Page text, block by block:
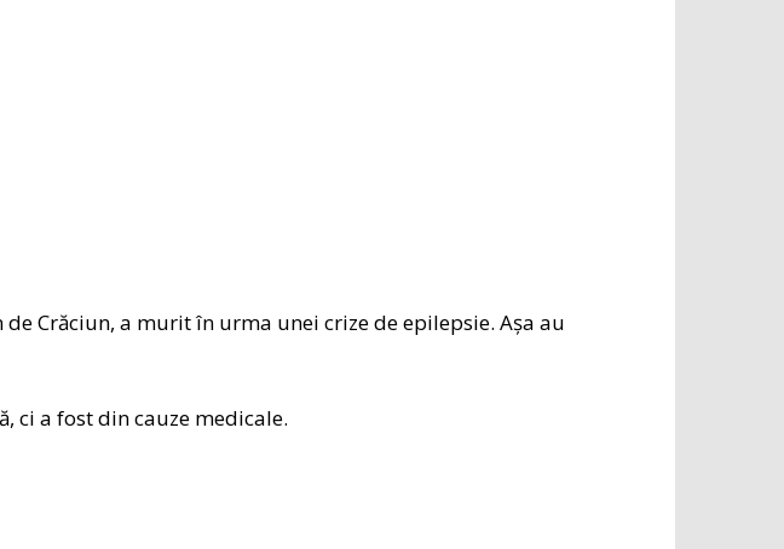
Crăciun, a murit în urma unei crize de epilepsie. Așa au
ci a fost din cauze medicale.